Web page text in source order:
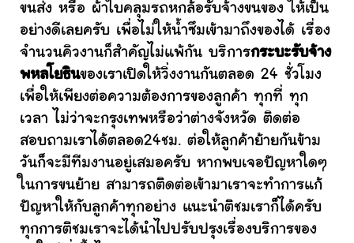
ขนส่ง หรือ ผ้าใบคลุมรถหกล้อรับจ้างขนของ ให้เป็น
อย่างดีเลยครับ เพื่อไม่ให้น้ำซึมเข้ามาถึงของได้ เรื่อง
จำนวนคิวงานก็สำคัญไม่แพ้กัน บริการกระบะรับจ้าง
พหลโยธินของเราเปิดให้วิ่งงานกันตลอด 24 ชั่วโมง
เพื่อให้เพียงต่อความต้องการของลูกค้า ทุกที่ ทุก
เวลา ไม่ว่าจะกรุงเทพหรือว่าต่างจังหวัด ติดต่อ
สอบถามเราได้ตลอด24ชม. ต่อให้ลูกค้าย้ายกันข้าม
วันก็จะมีทีมงานอยู่เสมอครับ หากพบเจอปัญหาใดๆ
ในการขนย้าย สามารถติดต่อเข้ามาเราจะทำการแก้
ปัญหาให้กับลูกค้าทุกอย่าง แนะนำติชมเราก็ได้ครับ
ทุกการติชมเราจะได้นำไปปรับปรุงเรื่องบริการของ